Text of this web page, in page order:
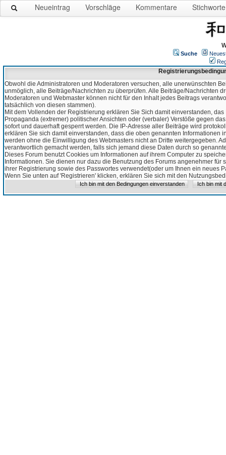
Neueintrag Vorschläge Kommentare Stichworte
Suche
Obwohl die Administratoren und Moderatoren versuchen, alle unerwünschten
unmöglich, alle Beiträge/Nachrichten zu überprüfen. Alle Beiträge/Nachrichten
Moderatoren und Webmaster können nicht für den Inhalt jedes Beitrags
tatsächlich von diesen stammen).
Mit dem Vollenden der Registrierung erklären Sie Sich damit einverstanden,
Propaganda (extremer) politischer Ansichten oder (verbaler) Verstöße gegen
sofort und dauerhaft gesperrt werden. Die IP-Adresse aller Beiträge wird
erklären Sie sich damit einverstanden, dass die oben genannten Informationen
werden ohne die Einwilligung des Webmasters nicht an Dritte weitergegeben.
verantwortlich gemacht werden, falls sich jemand diese Daten durch so
Dieses Forum benutzt Cookies um Informationen auf ihrem Computer zu
Informationen. Sie dienen nur dazu die Benutzung des Forums angenehmer
ihrer Registrierung sowie des Passwortes verwendet(oder um Ihnen ein neues
Wenn Sie unten auf 'Registrieren' klicken, erklären Sie sich mit den